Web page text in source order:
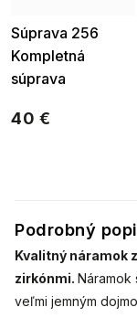
Podrobný
Kvalitný náramok
zirkónmi. Náramok
veľmi jemným
Súprava 256
Kompletná
súprava
retiazka a
40 €